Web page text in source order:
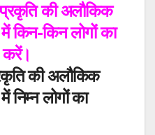
की अलौकिक
किन-किन लोगों का
की अलौकिक
लोगों का